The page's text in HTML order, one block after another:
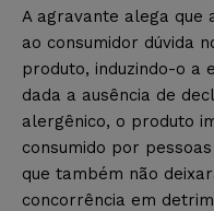
A agravante alega que
ao consumidor dúvida
produto, induzindo-o a
dada a ausência de
alergênico, o produto
consumido por
que também não
concorrência em